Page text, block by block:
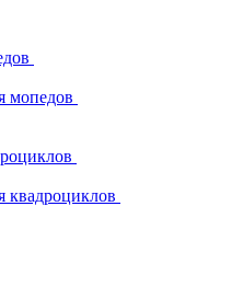
мопедов
квадроциклов